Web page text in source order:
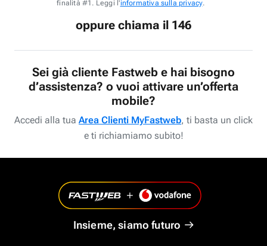
finalità #1. Leggi l'informativa sulla privacy.
oppure chiama il 146
Sei già cliente Fastweb e hai bisogno
d’assistenza? o vuoi attivare un’offerta
mobile?
Accedi alla tua Area Clienti MyFastweb, ti basta un click
e ti richiamiamo subito!
Insieme, siamo futuro